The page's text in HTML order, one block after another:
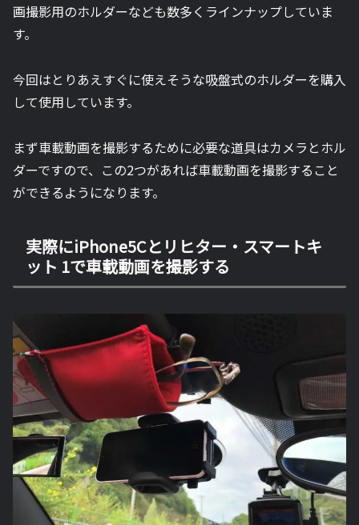
画撮影用のホルダーなども数多くラインナップしていま
す。
今回はとりあえすぐに使えそうな吸盤式のホルダーを購入
して使用しています。
まず車載動画を撮影するために必要な道具はカメラとホル
ダーですので、この2つがあれば車載動画を撮影すること
ができるようになります。
実際にiPhone5Cとリヒター・スマートキ
ット 1で車載動画を撮影する